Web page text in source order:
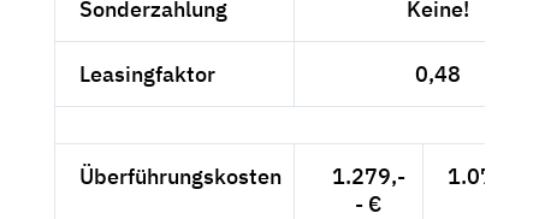
Sonderzahlung Keine!
Leasingfaktor 0,48
Überführungskosten
1.279,-
- €